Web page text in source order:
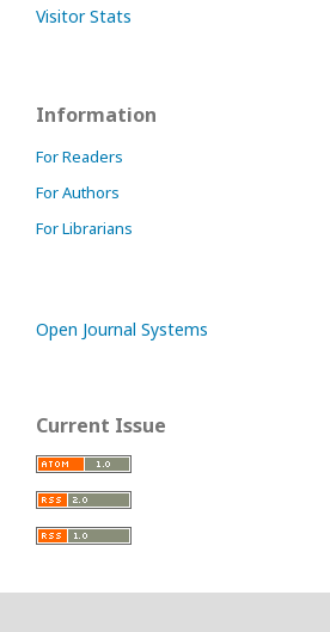
Visitor Stats
Information
For Readers
For Authors
For Librarians
Open Journal Systems
Current Issue